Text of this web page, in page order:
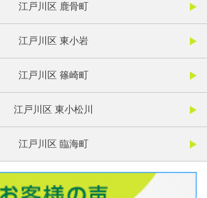
江戸川区 鹿骨町
江戸川区 東小岩
江戸川区 篠崎町
江戸川区 東小松川
江戸川区 臨海町